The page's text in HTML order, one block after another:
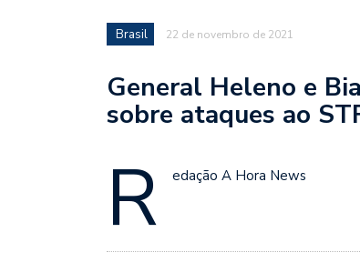
Brasil 22 de novembro de 2021
General Heleno e
sobre ataques ao
R edação A Hora News